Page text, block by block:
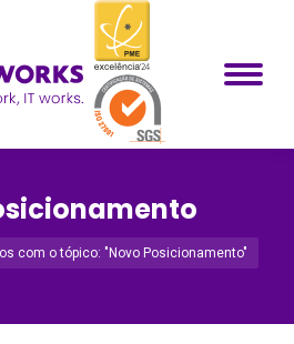
com o tópico: "Novo Posicionamento"